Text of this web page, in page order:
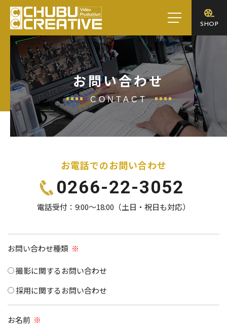
toggle
navigation
SHOP
お問い合わせ
CONTACT
お電話でのお問い合わせ
0266-22-3052
電話受付：9:00～18:00（土日・祝日も対応）
お問い合わせ種類 ※
撮影に関するお問い合わせ
採用に関するお問い合わせ
お名前 ※